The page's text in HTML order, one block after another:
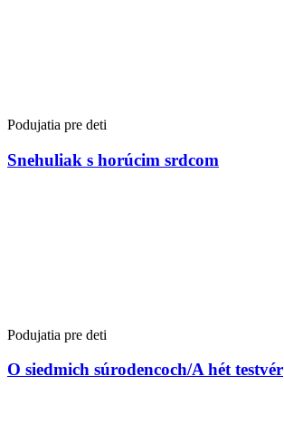
Podujatia pre deti
Snehuliak s horúcim srdcom
Podujatia pre deti
O siedmich súrodencoch/A hét testvér